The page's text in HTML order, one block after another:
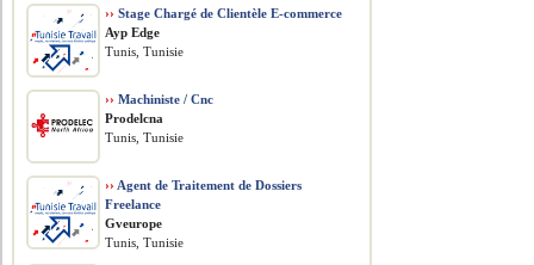
›› Stage Chargé de Clientèle E-commerce
Ayp Edge
Tunis, Tunisie
›› Machiniste / Cnc
Prodelcna
Tunis, Tunisie
›› Agent de Traitement de Dossiers
Freelance
Gveurope
Tunis, Tunisie